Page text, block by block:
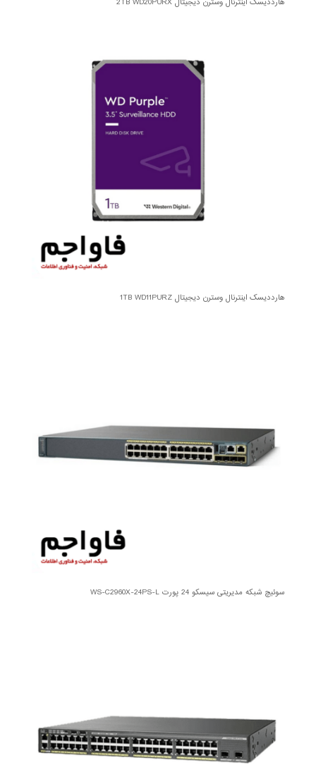
هارددیسک اینترنال وسترن دیجیتال 2TB WD20PURX
هارددیسک اینترنال وسترن دیجیتال 1TB WD11PURZ
سوئیچ شبکه مدیریتی سیسکو 24 پورت WS-C2960X-24PS-L